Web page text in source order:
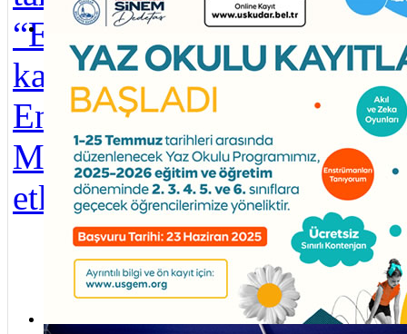
Üsküdar Belediyesi Yaz Okulu kayıtları başladı
“Engelliler Haftası”
kapsamında
Engelsiz Yaşam
Merkezi’nde
etkinlik düze...